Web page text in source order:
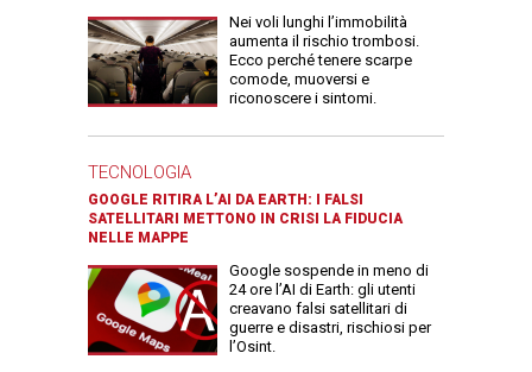
Nei voli lunghi l’immobilità
aumenta il rischio trombosi.
Ecco perché tenere scarpe
comode, muoversi e
riconoscere i sintomi.
TECNOLOGIA
GOOGLE RITIRA L’AI DA EARTH: I FALSI
SATELLITARI METTONO IN CRISI LA FIDUCIA
NELLE MAPPE
Google sospende in meno di
24 ore l’AI di Earth: gli utenti
creavano falsi satellitari di
guerre e disastri, rischiosi per
l’Osint.